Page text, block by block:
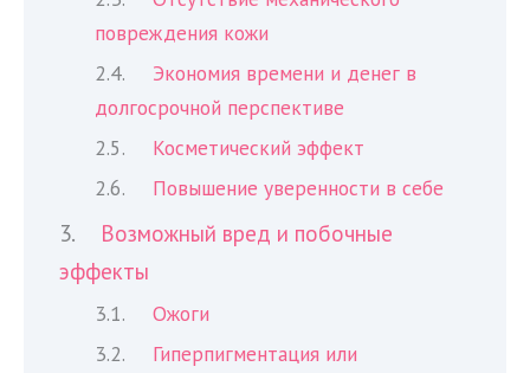
повреждения кожи
Экономия времени и денег в
долгосрочной перспективе
Косметический эффект
Повышение уверенности в себе
Возможный вред и побочные
эффекты
Ожоги
Гиперпигментация или